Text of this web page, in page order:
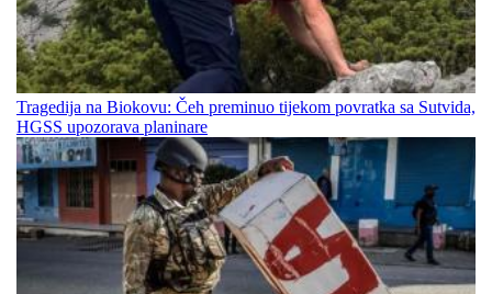
Tragedija na Biokovu: Čeh preminuo tijekom povratka sa Sutvida,
HGSS upozorava planinare